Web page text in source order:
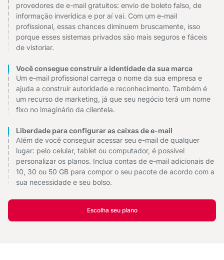
provedores de e-mail gratuitos: envio de boleto falso, de
informação inverídica e por aí vai. Com um e-mail
profissional, essas chances diminuem bruscamente, isso
porque esses sistemas privados são mais seguros e fáceis
de vistoriar.
Você consegue construir a identidade da sua marca
Um e-mail profissional carrega o nome da sua empresa e
ajuda a construir autoridade e reconhecimento. Também é
um recurso de marketing, já que seu negócio terá um nome
fixo no imaginário da clientela.
Liberdade para configurar as caixas de e-mail
Além de você conseguir acessar seu e-mail de qualquer
lugar: pelo celular, tablet ou computador, é possível
personalizar os planos. Inclua contas de e-mail adicionais de
10, 30 ou 50 GB para compor o seu pacote de acordo com a
sua necessidade e seu bolso.
Escolha seu plano